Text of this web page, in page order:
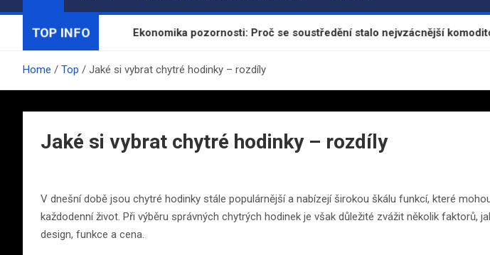
TOP INFO
videohovorů Ekonomika pozornosti: Proč se soustředění stalo nejvzácnější komoditou
Home Top Jaké si vybrat chytré hodinky – rozdíly
Jaké si vybrat chytré hodinky – rozdíly
V dnešní době jsou chytré hodinky stále populárnější a nabízejí širokou škálu funkcí, které
každodenní život. Při výběru správných chytrých hodinek je však důležité zvážit několik faktorů,
design, funkce a cena.